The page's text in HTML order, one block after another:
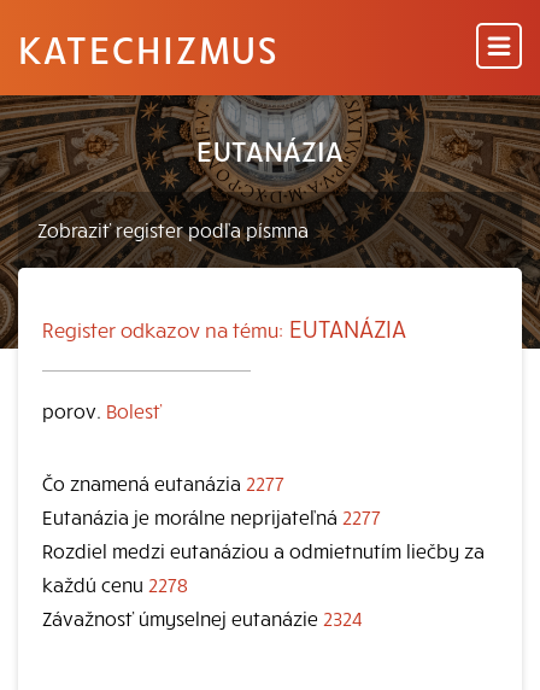
KATECHIZMUS
EUTANÁZIA
Register odkazov na tému: EUTANÁZIA
porov. Bolesť
Čo znamená eutanázia 2277
Eutanázia je morálne neprijateľná 2277
Rozdiel medzi eutanáziou a odmietnutím liečby za
každú cenu 2278
Závažnosť úmyselnej eutanázie 2324